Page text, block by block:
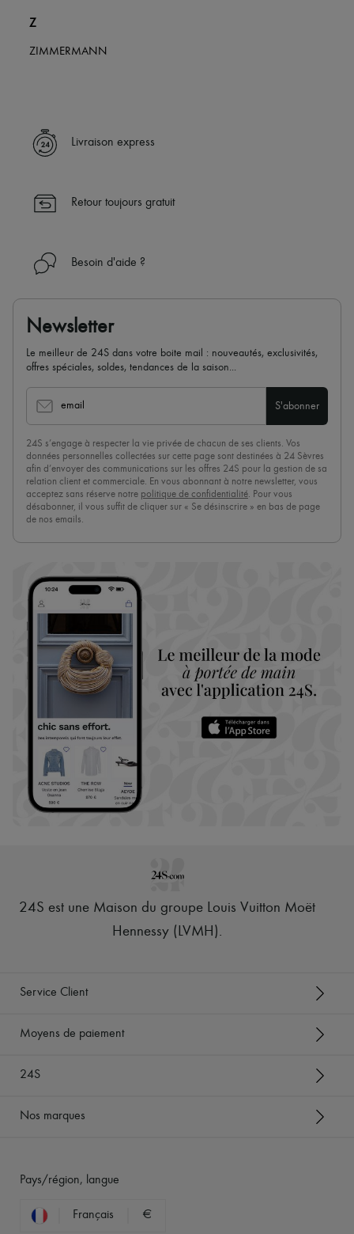
Z
ZIMMERMANN
Livraison express
Retour toujours gratuit
Besoin d'aide ?
Newsletter
Le meilleur de 24S dans votre boite mail : nouveautés, exclusivités,
offres spéciales, soldes, tendances de la saison...
email S'abonner
24S s’engage à respecter la vie privée de chacun de ses clients. Vos
données personnelles collectées sur cette page sont destinées à 24 Sèvres
afin d’envoyer des communications sur les offres 24S pour la gestion de sa
relation client et commerciale. En vous abonnant à notre newsletter, vous
acceptez sans réserve notre politique de confidentialité. Pour vous
désabonner, il vous suffit de cliquer sur « Se désinscrire » en bas de page
de nos emails.
24S est une Maison du groupe Louis Vuitton Moët
Hennessy (LVMH).
Service Client
Moyens de paiement
24S
Nos marques
Pays/région, langue
Français €